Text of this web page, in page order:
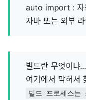
auto import : 자
자바 또는 외부
빌드란 무엇이냐...
여기에서 막혀서
빌드 프로세스는